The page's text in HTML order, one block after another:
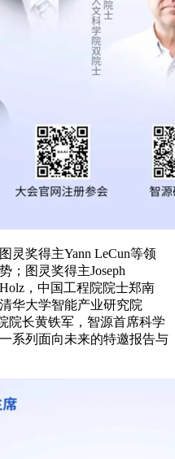
奖得主Yann LeCun等领
；图灵奖得主Joseph
，中国工程院院士郑南
华大学智能产业研究院
院长黄铁军，智源首席科学
系列面向未来的特邀报告与